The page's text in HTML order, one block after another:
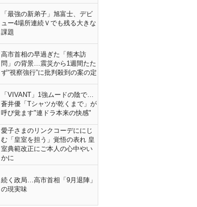
「最強の新弟子」旭富士、デビ
ュー4場所連続Ｖでも残る大きな
課題
高市首相の早過ぎた「熊本訪
問」の背景…震災から1週間たた
ず“視察強行”に批判殺到の案の定
「VIVANT」1強ムードの陰で…
蒼井優「Tシャツが乾くまで」が
呼び覚ます"連ドラ本来の快感"
愛子さまのリンクコーデににじ
む「皇室を担う」覚悟の表れ 皇
室典範改正にご本人の心中やい
かに
続く政局…高市首相「9月退陣」
の現実味